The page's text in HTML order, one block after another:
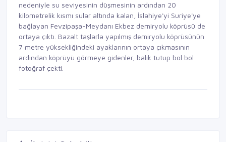
nedeniyle su seviyesinin düşmesinin ardından 20
kilometrelik kısmı sular altında kalan, İslahiye'yi Suriye'ye
bağlayan Fevzipaşa-Meydanı Ekbez demiryolu köprüsü de
ortaya çıktı. Bazalt taşlarla yapılmış demiryolu köprüsünün
7 metre yüksekliğindeki ayaklarının ortaya çıkmasının
ardından köprüyü görmeye gidenler, balık tutup bol bol
fotoğraf çekti.